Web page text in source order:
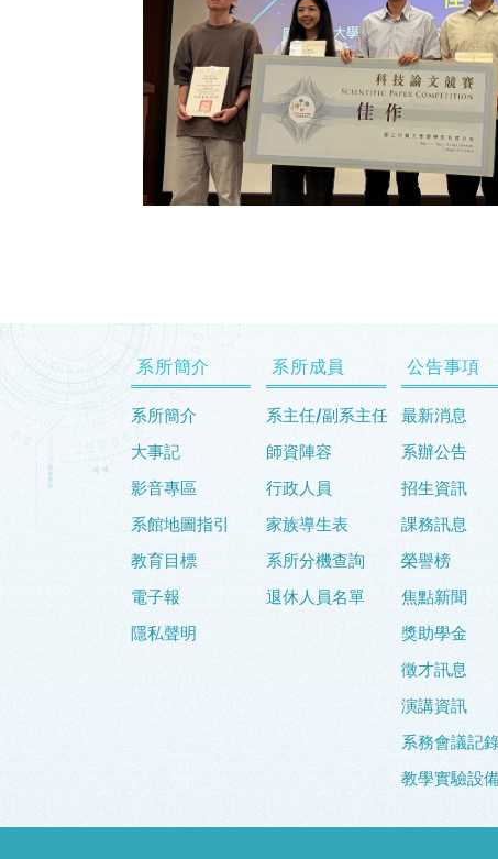
系所簡介
系所簡介
大事記
影音專區
系館地圖指引
教育目標
電子報
隱私聲明
系所成員
系主任/副系主任
師資陣容
行政人員
家族導生表
系所分機查詢
退休人員名單
公告事項
最新消息
系辦公告
招生資訊
課務訊息
榮譽榜
焦點新聞
獎助學金
徵才訊息
演講資訊
系務會議記
教學實驗設